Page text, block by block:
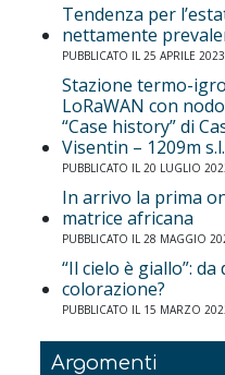
Tendenza per
nettamente
PUBBLICATO IL 25 APRILE 2023
Stazione termo-
LoRaWAN con
“Case history” di
Visentin – 1209m
PUBBLICATO IL 20 LUGLIO
In arrivo la prima
matrice africana
PUBBLICATO IL 28 MAGGIO
“Il cielo è giallo”:
colorazione?
PUBBLICATO IL 15 MARZO
Argomenti